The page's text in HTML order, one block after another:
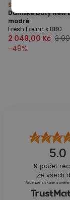
Sleva
Dámské boty New
modré
Fresh Foam x 880
2 049,00 Kč 3
-49%
5.0
9 počet
ze všech
Recenze získané a